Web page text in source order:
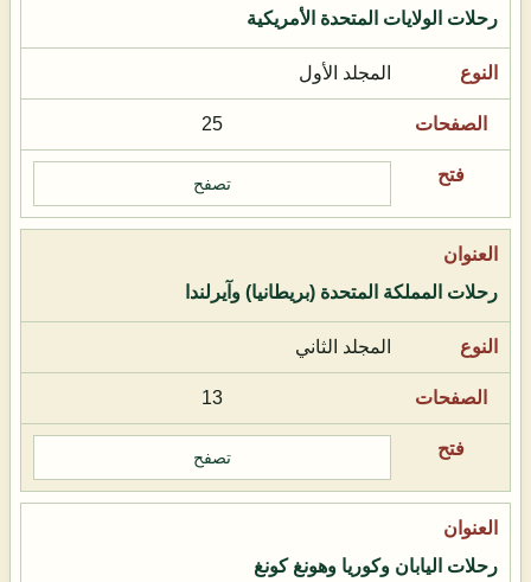
رحلات الولايات المتحدة الأمريكية
المجلد الأول
25
تصفح
رحلات المملكة المتحدة (بريطانيا) وآيرلندا
المجلد الثاني
13
تصفح
رحلات اليابان وكوريا وهونغ كونغ